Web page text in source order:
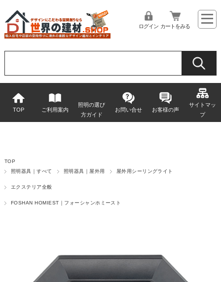
ログイン カートをみる
TOP ご利用案内
照明の選び
方ガイド
お問い合せ お客様の声
サイトマッ
プ
TOP
照明器具｜すべて
照明器具｜屋外用 屋外用シーリングライト
エクステリア全般
FOSHAN HOMIEST｜フォーシャンホミースト